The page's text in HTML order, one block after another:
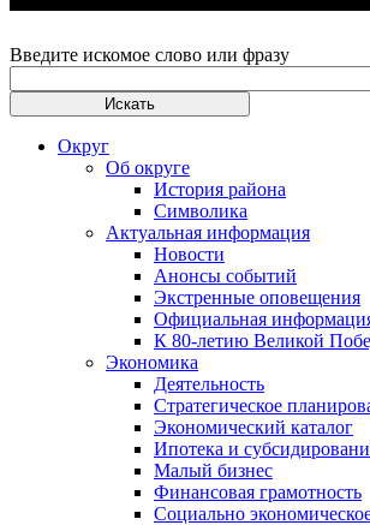
Введите искомое слово или фразу
Округ
Об округе
История района
Символика
Актуальная информация
Новости
Анонсы событий
Экстренные оповещения
Официальная
К 80-летию Великой
Экономика
Деятельность
Стратегическое
Экономический каталог
Ипотека и
Малый бизнес
Финансовая грамотность
Социально